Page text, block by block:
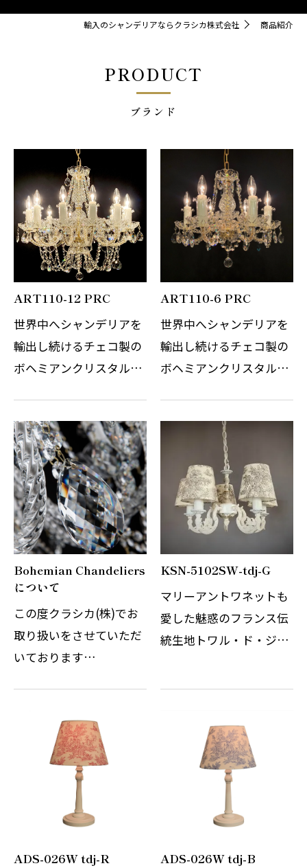
輸入のシャンデリアならクラシカ株式会社 商品紹介
PRODUCT
ブランド
ART110-12 PRC
世界中へシャンデリアを
輸出し続けるチェコ製の
ボヘミアンクリスタルシ
トの技術はまさに職人の
技術と伝統の賜物です。
光の屈折と反射を考慮し
デザインさ…
ART110-6 PRC
世界中へシャンデリアを
輸出し続けるチェコ製の
ボヘミアンクリスタルシ
トの技術はまさに職人の
技術と伝統の賜物です。
光の屈折と反射を考慮し
デザインさ…
Bohemian Chandeliers
について
この度クラシカ(株)でお
取り扱いをさせていただ
いております
DROPの変更をお知らせ
させていただきます。
BohemianChandeliers
クラシカ(株)ではチェコ
製のボヘミ…
KSN-5102SW-tdj-G
マリーアントワネットも
愛した魅惑のフランス伝
統生地トワル・ド・ジュ
テーブルスタンドです。
単色のコットンプリント
にて描かれる…
ADS-026W tdj-R
ADS-026W tdj-B